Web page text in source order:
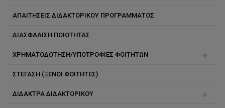
Ακαδημαϊκός και Ερευνητικός Σύμβουλος
Διάρκεια σπουδών
Αλλαγή προγράμματος
ΑΠΑΙΤΗΣΕΙΣ ΔΙΔΑΚΤΟΡΙΚΟΥ ΠΡΟΓΡΑΜΜΑΤΟΣ
ΔΙΑΣΦΑΛΙΣΗ ΠΟΙΟΤΗΤΑΣ
ΧΡΗΜΑΤΟΔΟΤΗΣΗ/ΥΠΟΤΡΟΦΙΕΣ ΦΟΙΤΗΤΩΝ
Υποτροφίες αριστείας για διδακτορικούς
Υποτροφίες κοινωνικής στήριξης για φοιτητές μάστερ
ΣΤΕΓΑΣΗ (ΞΕΝΟΙ ΦΟΙΤΗΤΕΣ)
ΔΙΔΑΚΤΡΑ ΔΙΔΑΚΤΟΡΙΚΟΥ